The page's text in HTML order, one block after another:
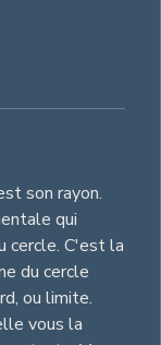
son rayon.
qui
cercle. C'est la
du cercle
ou limite.
vous la